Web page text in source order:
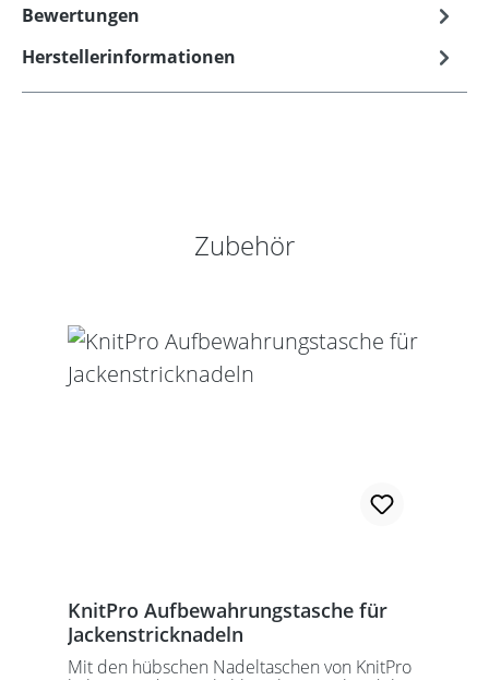
Bewertungen
Herstellerinformationen
Produktgalerie überspringen
Zubehör
KnitPro Aufbewahrungstasche für
Jackenstricknadeln
Mit den hübschen Nadeltaschen von KnitPro